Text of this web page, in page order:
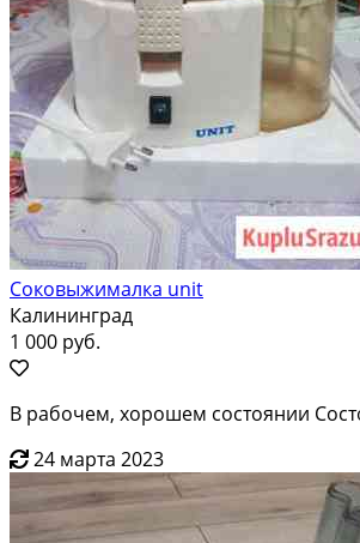
Соковыжималка unit
Калининград
1 000 руб.
В рабочем, хорошем состоянии
24 марта 2023